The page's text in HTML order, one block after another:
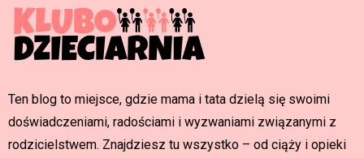
Ten blog to miejsce, gdzie mama i tata dzielą się swoimi
doświadczeniami, radościami i wyzwaniami związanymi z
rodzicielstwem. Znajdziesz tu wszystko – od ciąży i opieki